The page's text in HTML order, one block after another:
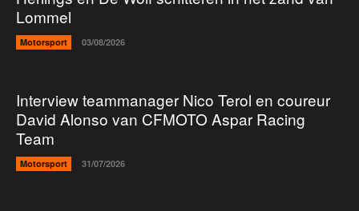
Lommel
Motorsport 03/08/2026
Interview teammanager Nico Terol en coureur
David Alonso van CFMOTO Aspar Racing
Team
Motorsport 31/07/2026